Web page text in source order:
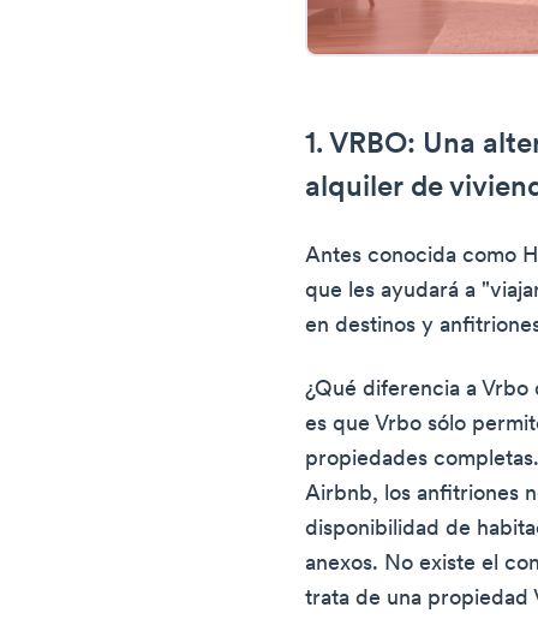
1. VRBO: Una
alquiler de
Antes conocida como
que les ayudará a
en destinos y
¿Qué diferencia a
es que Vrbo sólo
propiedades
Airbnb, los anfitriones
disponibilidad de
anexos. No existe el
trata de una propiedad